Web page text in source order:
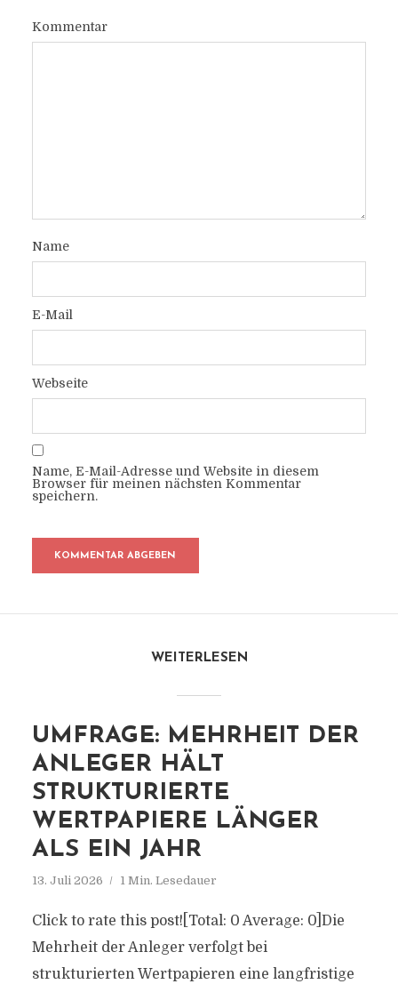
Kommentar
Name
E-Mail
Webseite
Name, E-Mail-Adresse und Website in diesem
Browser für meinen nächsten Kommentar
speichern.
WEITERLESEN
UMFRAGE: MEHRHEIT DER
ANLEGER HÄLT
STRUKTURIERTE
WERTPAPIERE LÄNGER
ALS EIN JAHR
13. Juli 2026 1 Min. Lesedauer
Click to rate this post![Total: 0 Average: 0]Die
Mehrheit der Anleger verfolgt bei
strukturierten Wertpapieren eine langfristige